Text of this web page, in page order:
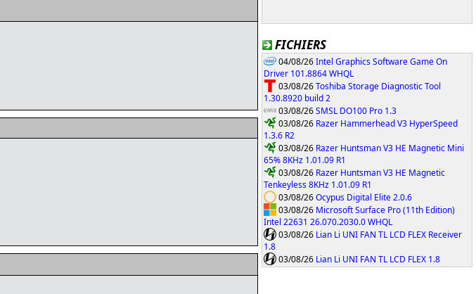
FICHIERS
04/08/26Intel Graphics Software Game On
Driver 101.8864 WHQL
03/08/26Toshiba Storage Diagnostic Tool
1.30.8920 build 2
03/08/26SMSL DO100 Pro 1.3
03/08/26 Razer Hammerhead V3 HyperSpeed
1.3.6 R2
03/08/26 Razer Huntsman V3 HE Magnetic Mini
65% 8KHz 1.01.09 R1
03/08/26 Razer Huntsman V3 HE Magnetic
Tenkeyless 8KHz 1.01.09 R1
03/08/26Ocypus Digital Elite 2.0.6
03/08/26 Microsoft Surface Pro (11th Edition)
Intel 22631 26.070.2030.0 WHQL
03/08/26 Lian Li UNI FAN TL LCD FLEX Receiver
1.8
03/08/26 Lian Li UNI FAN TL LCD FLEX 1.8